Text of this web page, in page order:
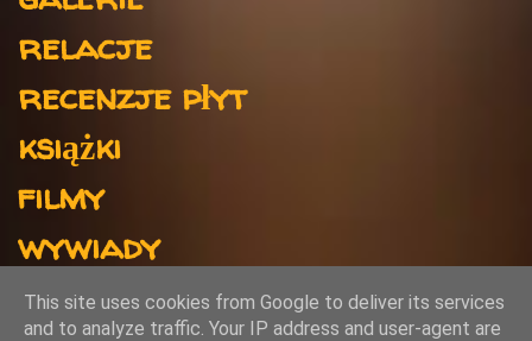
relacje
recenzje płyt
książki
filmy
wywiady
kontakt
This site uses cookies from Google to deliver its services
and to analyze traffic. Your IP address and user-agent are